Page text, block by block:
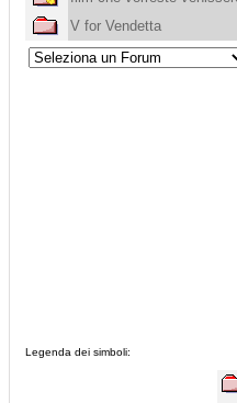
V for Vendetta
Legenda dei simboli: